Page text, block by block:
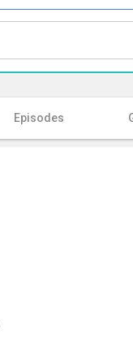
Episodes